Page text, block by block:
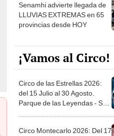
Senamhi advierte llegada de
LLUVIAS EXTREMAS en 65
provincias desde HOY
¡Vamos al Circo!
Circo de las Estrellas 2026:
del 15 Julio al 30 Agosto.
Parque de las Leyendas - San
Circo Montecarlo 2026: Del 17